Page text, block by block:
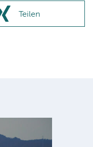
Teilen